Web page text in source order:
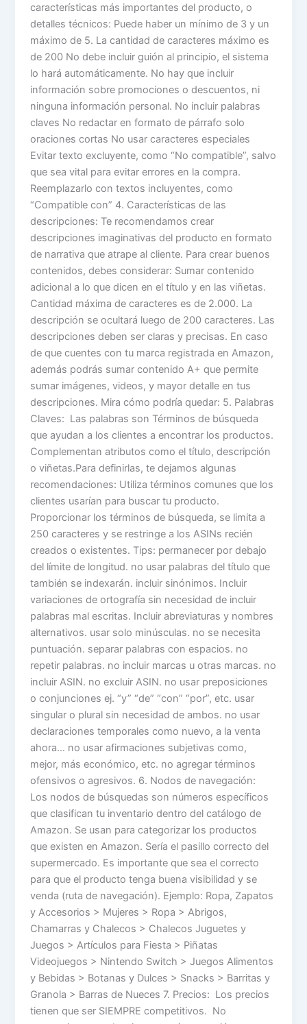
características más importantes del producto, o
detalles técnicos: Puede haber un mínimo de 3 y un
máximo de 5. La cantidad de caracteres máximo es
de 200 No debe incluir guión al principio, el sistema
lo hará automáticamente. No hay que incluir
información sobre promociones o descuentos, ni
ninguna información personal. No incluir palabras
claves No redactar en formato de párrafo solo
oraciones cortas No usar caracteres especiales
Evitar texto excluyente, como “No compatible”, salvo
que sea vital para evitar errores en la compra.
Reemplazarlo con textos incluyentes, como
“Compatible con” 4. Características de las
descripciones: Te recomendamos crear
descripciones imaginativas del producto en formato
de narrativa que atrape al cliente. Para crear buenos
contenidos, debes considerar: Sumar contenido
adicional a lo que dicen en el título y en las viñetas.
Cantidad máxima de caracteres es de 2.000. La
descripción se ocultará luego de 200 caracteres. Las
descripciones deben ser claras y precisas. En caso
de que cuentes con tu marca registrada en Amazon,
además podrás sumar contenido A+ que permite
sumar imágenes, videos, y mayor detalle en tus
descripciones. Mira cómo podría quedar: 5. Palabras
Claves: Las palabras son Términos de búsqueda
que ayudan a los clientes a encontrar los productos.
Complementan atributos como el título, descripción
o viñetas.Para definirlas, te dejamos algunas
recomendaciones: Utiliza términos comunes que los
clientes usarían para buscar tu producto.
Proporcionar los términos de búsqueda, se limita a
250 caracteres y se restringe a los ASINs recién
creados o existentes. Tips: permanecer por debajo
del límite de longitud. no usar palabras del título que
también se indexarán. incluir sinónimos. Incluir
variaciones de ortografía sin necesidad de incluir
palabras mal escritas. Incluir abreviaturas y nombres
alternativos. usar solo minúsculas. no se necesita
puntuación. separar palabras con espacios. no
repetir palabras. no incluir marcas u otras marcas. no
incluir ASIN. no excluir ASIN. no usar preposiciones
o conjunciones ej. “y” “de” “con” “por”, etc. usar
singular o plural sin necesidad de ambos. no usar
declaraciones temporales como nuevo, a la venta
ahora… no usar afirmaciones subjetivas como,
mejor, más económico, etc. no agregar términos
ofensivos o agresivos. 6. Nodos de navegación:
Los nodos de búsquedas son números específicos
que clasifican tu inventario dentro del catálogo de
Amazon. Se usan para categorizar los productos
que existen en Amazon. Sería el pasillo correcto del
supermercado. Es importante que sea el correcto
para que el producto tenga buena visibilidad y se
venda (ruta de navegación). Ejemplo: Ropa, Zapatos
y Accesorios > Mujeres > Ropa > Abrigos,
Chamarras y Chalecos > Chalecos Juguetes y
Juegos > Artículos para Fiesta > Piñatas
Videojuegos > Nintendo Switch > Juegos Alimentos
y Bebidas > Botanas y Dulces > Snacks > Barritas y
Granola > Barras de Nueces 7. Precios: Los precios
tienen que ser SIEMPRE competitivos. No